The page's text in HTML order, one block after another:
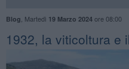
Blog Martedì 19 Marzo 2024ore 08:00
​1932, la viticoltura e